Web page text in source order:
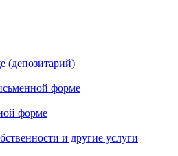
(депозитарий)
форме
форме
и другие услуги